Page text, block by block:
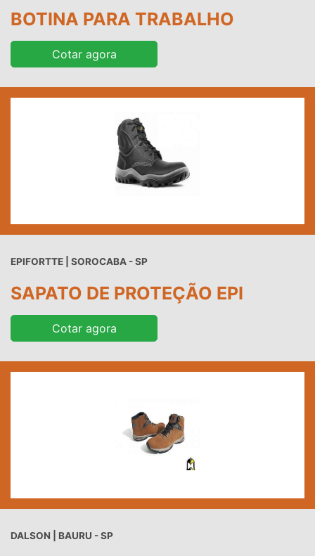
BOTINA PARA TRABALHO
Cotar agora
EPIFORTTE | SOROCABA - SP
SAPATO DE PROTEÇÃO EPI
Cotar agora
DALSON | BAURU - SP